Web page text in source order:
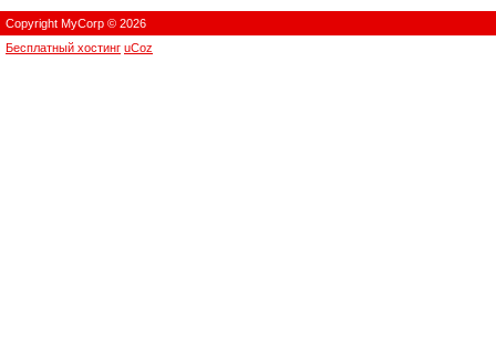
Copyright MyCorp © 2026
Бесплатный хостинг uCoz